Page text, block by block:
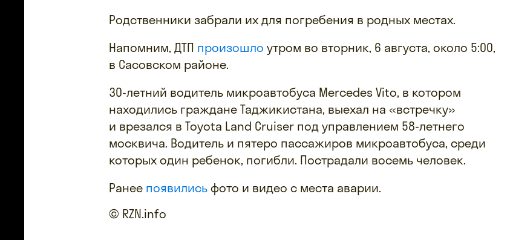
Родственники забрали их для погребения в родных местах.
Напомним, ДТП произошло утром во вторник, 6 августа, около 5:00,
в Сасовском районе.
30-летний водитель микроавтобуса Mercedes Vito, в котором
находились граждане Таджикистана, выехал на «встречку»
и врезался в Toyota Land Cruiser под управлением 58-летнего
москвича. Водитель и пятеро пассажиров микроавтобуса, среди
которых один ребенок, погибли. Пострадали восемь человек.
Ранее появились фото и видео с места аварии.
© RZN.info